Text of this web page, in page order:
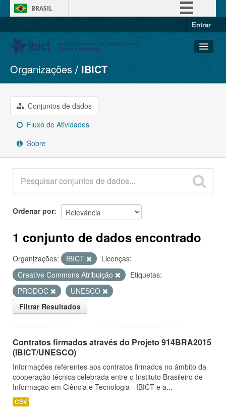
BRASIL
Entrar
Conjuntos de dados
Organizações
Grupos
Sobre
Organizações IBICT
Conjuntos de dados
Fluxo de Atividades
Sobre
Ordenar por
1 conjunto de dados encontrado
Organizações: IBICT
Licenças:
Creative Commons Atribuição
Etiquetas:
PRODOC
UNESCO
Filtrar Resultados
Contratos firmados através do Projeto 914BRA2015
(IBICT/UNESCO)
Informações referentes aos contratos firmados no âmbito da
cooperação técnica celebrada entre o Instituto Brasileiro de
Informação em Ciência e Tecnologia - IBICT e a...
CSV